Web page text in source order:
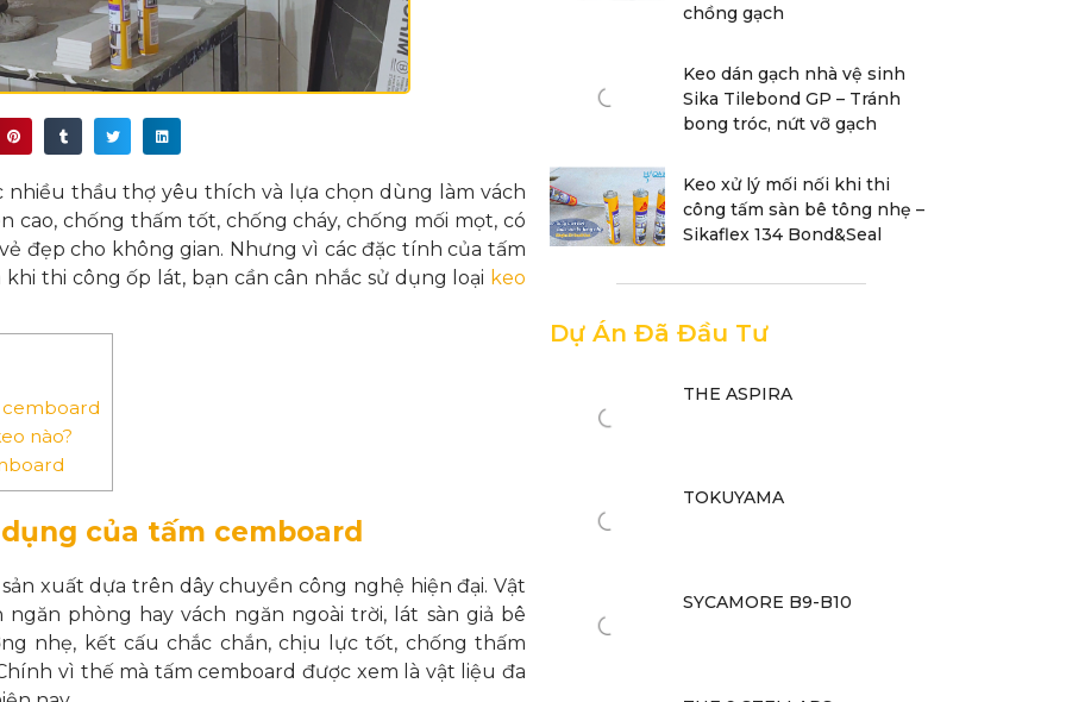
nhiều thầu thợ yêu thích và lựa chọn dùng làm vách
cao, chống thấm tốt, chống cháy, chống mối mọt, có
đẹp cho không gian. Nhưng vì các đặc tính của tấm
thi công ốp lát, bạn cần cân nhắc sử dụng loại keo
cemboard
nào?
của tấm cemboard
xuất dựa trên dây chuyền công nghệ hiện đại. Vật
phòng hay vách ngăn ngoài trời, lát sàn giả bê
nhẹ, kết cấu chắc chắn, chịu lực tốt, chống thấm
vì thế mà tấm cemboard được xem là vật liệu đa
chồng gạch
Keo dán gạch nhà vệ sinh
Sika Tilebond GP – Tránh
bong tróc, nứt vỡ gạch
Keo xử lý mối nối khi thi
công tấm sàn bê tông nhẹ –
Sikaflex 134 Bond&Seal
Dự Án Đã Đầu Tư
THE ASPIRA
TOKUYAMA
SYCAMORE B9-B10